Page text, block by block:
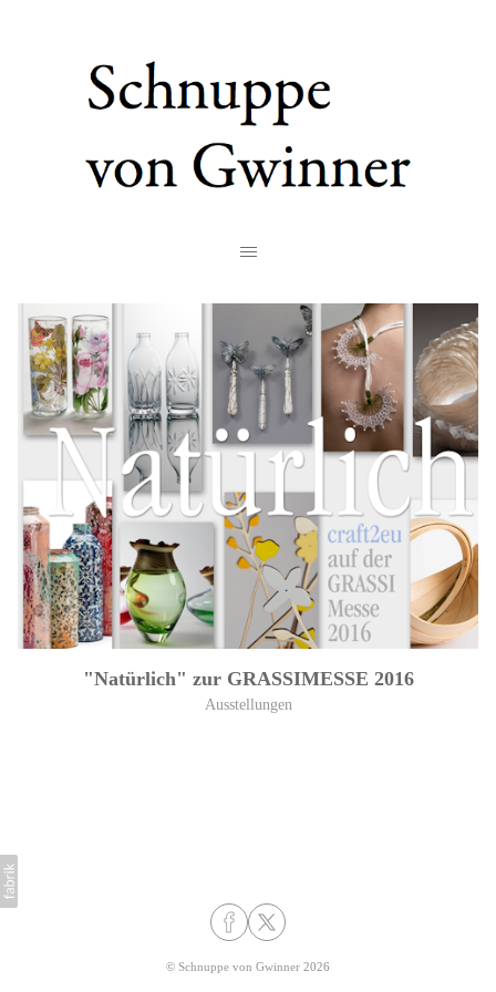
"Natürlich" zur GRASSIMESSE 2016
Ausstellungen
© Schnuppe von Gwinner 2026